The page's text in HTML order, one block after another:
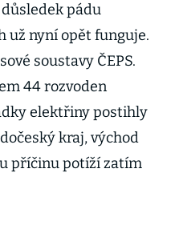
pádu
už nyní opět funguje.
soustavy ČEPS.
44 rozvoden
elektřiny postihly
kraj, východ
příčinu potíží zatím